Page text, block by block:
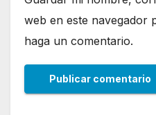
web en este navegador
haga un comentario.